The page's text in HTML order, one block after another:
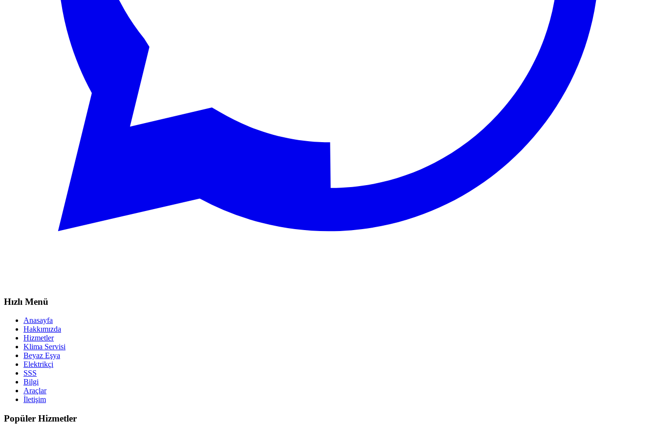
Hızlı Menü
Anasayfa
Hakkımızda
Hizmetler
Klima Servisi
Beyaz Eşya
Elektrikçi
SSS
Bilgi
Araçlar
İletişim
Popüler Hizmetler